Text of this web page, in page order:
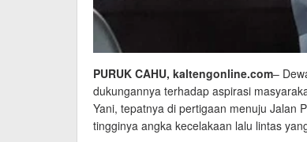
PURUK CAHU, kaltengonline.com–
dukungannya terhadap aspirasi
Yani, tepatnya di pertigaan menuju Jalan
tingginya angka kecelakaan lalu lintas